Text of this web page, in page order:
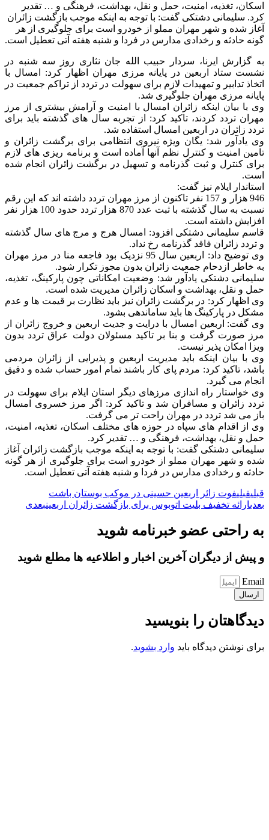
اسکان، تغذیه، امنیت، حمل و نقل، بهداشت، فرهنگی و … تقدیر
کرد. سلیمانی دشتکی گفت: با توجه به اینکه موجب بازگشت زائران
آغاز شده و شهر مهران مملو از خودرو است برای جلوگیری از هر
گونه حادثه و رخدادی مدارس در فردا و شنبه هفته آتی تعطیل است.
به گزارش ایرنا، سردار حبیب الله جان نثاری روز سه شنبه در
نشست ستاد اربعین در پایانه مرزی مهران اظهار کرد: امسال با
اتخاذ تدابیر و تمهیدات لازم برای سهولت در تردد از تراکم‌ جمعیت در
پایانه مرزی مهران جلوگیری شد.
وی با بیان اینکه زائران امسال با امنیت و آرامش بیشتری از مرز
مهران تردد کردند، تاکید کرد: از تجربه سال های گذشته باید برای
تردد زائران در اربعین امسال استفاده شد.
وی یادآور شد: یگان ویژه نیروی انتظامی برای برگشت زائران و
تامین امنیت و کنترل نظم آنها آماده است و برنامه ریزی های لازم
برای کنترل و ثبت گذرنامه و تسهیل در برگشت زائران انجام شده
است.
استاندار ایلام نیز گفت:
946 هزار و 157 نفر تاکنون از مرز مهران تردد داشته اند که این رقم
نسبت به سال گذشته با ثبت عدد 870 هزار تردد حدود 100 هزار نفر
افزایش داشته است.
قاسم سلیمانی دشتکی افزود: امسال هرج و مرج های سال گذشته
و تردد زائران فاقد گذرنامه رخ نداد.
وی توضیح داد: اربعین سال 95 نزدیک بود فاجعه منا در مرز مهران
به خاطر ازدحام جمعیت زائران بدون مجوز تکرار شود.
سلیمانی دشتکی یادآور شد: وضعیت امکاناتی چون پارکینگ، تغذیه،
حمل و نقل، بهداشت و اسکان زائران مدیریت شده است.
وی اظهار کرد: در برگشت زائران نیز باید نظارت بر قیمت ها و عدم
مشکل در پارکینگ ها باید ساماندهی بشود.
وی گفت: اربعین امسال با درایت و جدیت اربعین و خروج زائران از
مرز صورت گرفت و بنا بر تاکید مسئولان دولت عراق تردد بدون
ویزا امکان پذیر نیست.
وی با بیان اینکه باید مدیریت اربعین و پذیرایی از زائران مردمی
باشد، تاکید کرد: مردم پای کار باشند تمام امور حساب شده و دقیق
انجام می گیرد.
وی خواستار راه اندازی مرزهای دیگر استان ایلام برای سهولت در
تردد زائران و مسافران شد و تاکید کرد: اگر مرز خسروی امسال
باز می شد تردد در مهران راحت تر می گرفت.
وی از اقدام های سپاه در حوزه های مختلف اسکان، تغذیه، امنیت،
حمل و نقل، بهداشت، فرهنگی و … تقدیر کرد.
سلیمانی دشتکی گفت: با توجه به اینکه موجب بازگشت زائران آغاز
شده و شهر مهران مملو از خودرو است برای جلوگیری از هر گونه
حادثه و رخدادی مدارس در فردا و شنبه هفته آتی تعطیل است.
قبلیقبلیفوت زائر اربعین حسینی در موکب بوستان باشت
بعدیارائه تخفیف بلیت اتوبوس برای بازگشت زائران اربعینبعدی
به راحتی عضو خبرنامه شوید
و پیش از دیگران آخرین اخبار و اطلاعیه ها مطلع شوید
Email
ارسال
دیدگاهتان را بنویسید
برای نوشتن دیدگاه باید وارد بشوید.